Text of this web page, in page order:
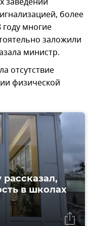
более
многие
заложили
министр.
отсутствие
физической
в школах